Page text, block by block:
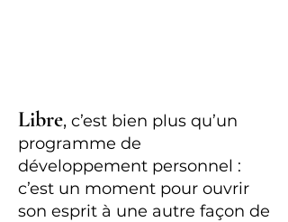
Libre, c’est bien plus qu’un
programme de
développement personnel :
c’est un moment pour ouvrir
son esprit à une autre façon de